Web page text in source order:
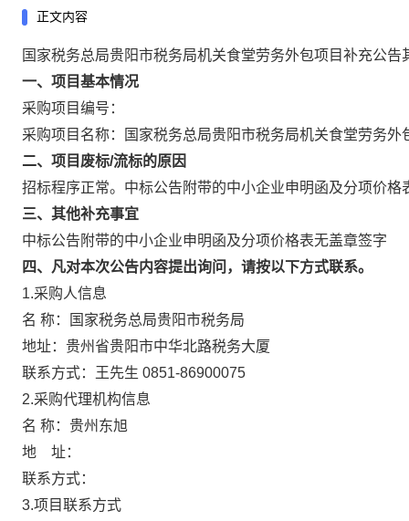
正文内容
国家税务总局贵阳市税务局机关食堂劳务外包项目补充公告
一、项目基本情况
采购项目编号：
采购项目名称：国家税务总局贵阳市税务局机关食堂劳务外
二、项目废标/流标的原因
招标程序正常。中标公告附带的中小企业申明函及分项价格
三、其他补充事宜
中标公告附带的中小企业申明函及分项价格表无盖章签字
四、凡对本次公告内容提出询问，请按以下方式联系。
1.采购人信息
名 称：国家税务总局贵阳市税务局
地址：贵州省贵阳市中华北路税务大厦
联系方式：王先生 0851-86900075
2.采购代理机构信息
名 称：贵州东旭
地 址：
联系方式：
3.项目联系方式